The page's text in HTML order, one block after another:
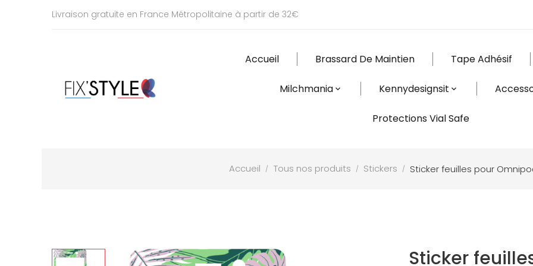
Livraison gratuite en France Métropolitaine à partir de 32€
Accueil Brassard De Maintien Tape Adhésif
Milchmania Kennydesignsit
Protections Vial Safe
Accueil Tous nos produits Stickers Sticker feuilles pour
Sticker